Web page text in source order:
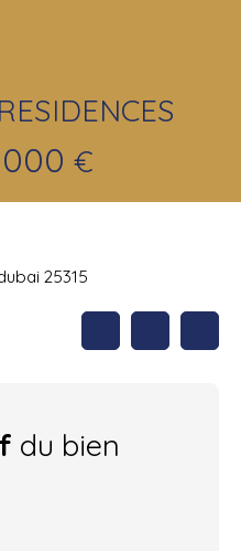
€
25315
du bien